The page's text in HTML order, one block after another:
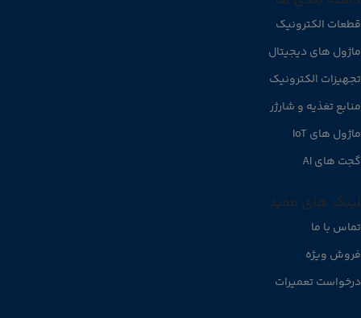
قطعات الکترونیک
ماژول های دیجیتال
تجهیزات الکترونیک
منابع تغذیه و شارژر
ماژول های IoT
گجت های AI
لینک های مفید
تماس با ما
فروش ویژه
درخواست تعمیرات